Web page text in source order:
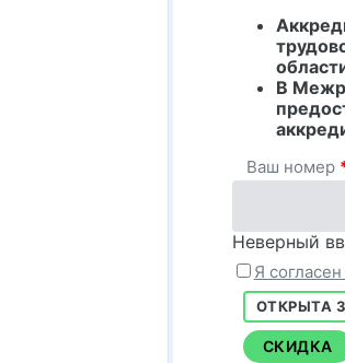
В
Ваш номер
Неверный
Я
ОТКРЫТА
СКИДКА